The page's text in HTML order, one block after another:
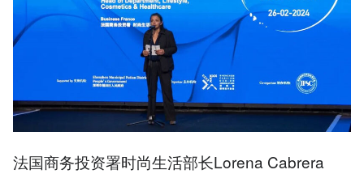
法国商务投资署时尚生活部长Lorena Cabrera